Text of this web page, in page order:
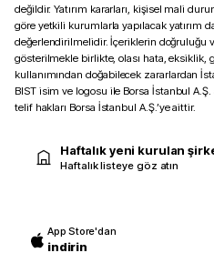
değildir. Yatırım kararları, kişisel mali
göre yetkili kurumlarla yapılacak yatırım
değerlendirilmelidir. İçeriklerin doğruluğu
gösterilmekle birlikte, olası hata, eksiklik,
kullanımından doğabilecek zararlardan
BIST isim ve logosu ile Borsa İstanbul
telif hakları Borsa İstanbul A.Ş.’ye aittir.
Haftalık yeni kurulan
Haftalık listeye göz atın
App Store'dan
indirin